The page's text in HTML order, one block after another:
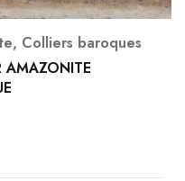
, Colliers baroques
AMAZONITE